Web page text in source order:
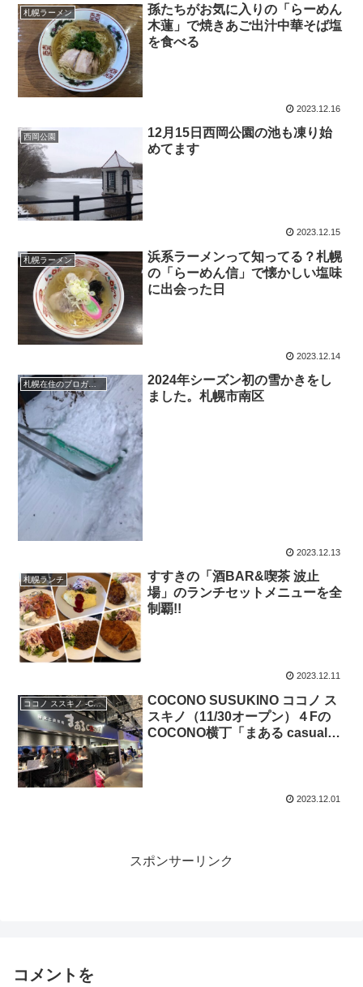
札幌ラーメン
孫たちがお気に入りの「らーめん
木蓮」で焼きあご出汁中華そば塩
を食べる
2023.12.16
西岡公園
12月15日西岡公園の池も凍り始
めてます
2023.12.15
札幌ラーメン
浜系ラーメンって知ってる？札幌
の「らーめん信」で懐かしい塩味
に出会った日
2023.12.14
札幌在住のブロガーえびGのブログ（徒然）
2024年シーズン初の雪かきをし
ました。札幌市南区
2023.12.13
札幌ランチ
すすきの「酒BAR&喫茶 波止
場」のランチセットメニューを全
制覇!!
2023.12.11
ココノ ススキノ -COCONO SUSUKINO
COCONO SUSUKINO ココノ ス
スキノ（11/30オープン）４Fの
COCONO横丁「まある casual」
2023.12.01
スポンサーリンク
コメントを